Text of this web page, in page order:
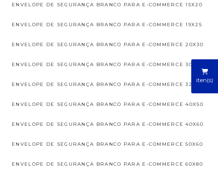
iten(s)
ENVELOPE DE SEGURANÇA BRANCO PARA E-COMMERCE 15X20
ENVELOPE DE SEGURANÇA BRANCO PARA E-COMMERCE 19X25
ENVELOPE DE SEGURANÇA BRANCO PARA E-COMMERCE 20X30
ENVELOPE DE SEGURANÇA BRANCO PARA E-COMMERCE 30X40
ENVELOPE DE SEGURANÇA BRANCO PARA E-COMMERCE 32X40
ENVELOPE DE SEGURANÇA BRANCO PARA E-COMMERCE 40X50
ENVELOPE DE SEGURANÇA BRANCO PARA E-COMMERCE 40X60
ENVELOPE DE SEGURANÇA BRANCO PARA E-COMMERCE 50X60
ENVELOPE DE SEGURANÇA BRANCO PARA E-COMMERCE 60X80